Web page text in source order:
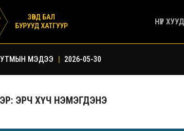
ЗӨВД БАЛ
БУРУУД ХАТГУУР
НҮҮР
МЭДЭЭ | 2026-05-30
ЭРЧ ХҮЧ НЭМЭГДЭНЭ